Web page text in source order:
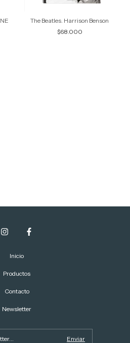
The Beatles. Harrison Benson
$68.000
Inicio
Productos
Contacto
Newsletter